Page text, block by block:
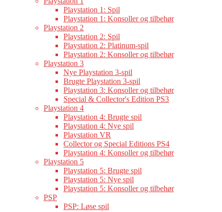
Playstation 1: Spil
Playstation 1: Konsoller og tilbehør
Playstation 2
Playstation 2: Spil
Playstation 2: Platinum-spil
Playstation 2: Konsoller og tilbehør
Playstation 3
Nye Playstation 3-spil
Brugte Playstation 3-spil
Playstation 3: Konsoller og tilbehør
Special & Collector's Edition PS3
Playstation 4
Playstation 4: Brugte spil
Playstation 4: Nye spil
Playstation VR
Collector og Special Editions PS4
Playstation 4: Konsoller og tilbehør
Playstation 5
Playstation 5: Brugte spil
Playstation 5: Nye spil
Playstation 5: Konsoller og tilbehør
PSP
PSP: Løse spil